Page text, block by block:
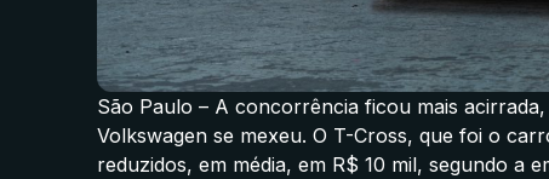
São Paulo – A concorrência ficou mais
Volkswagen se mexeu. O T-Cross, que foi o
reduzidos, em média, em R$ 10 mil, segundo a